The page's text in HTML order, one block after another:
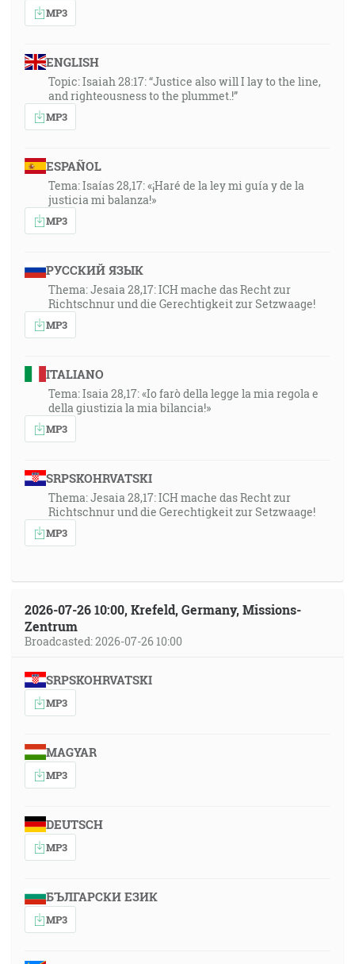
MP3
ENGLISH
Topic: Isaiah 28:17: “Justice also will I lay to the line,
and righteousness to the plummet.!”
MP3
ESPAÑOL
Tema: Isaías 28,17: «¡Haré de la ley mi guía y de la
justicia mi balanza!»
MP3
РУССКИЙ ЯЗЫК
Thema: Jesaia 28,17: ICH mache das Recht zur
Richtschnur und die Gerechtigkeit zur Setzwaage!
MP3
ITALIANO
Tema: Isaia 28,17: «Io farò della legge la mia regola e
della giustizia la mia bilancia!»
MP3
SRPSKOHRVATSKI
Thema: Jesaia 28,17: ICH mache das Recht zur
Richtschnur und die Gerechtigkeit zur Setzwaage!
MP3
2026-07-26 10:00, Krefeld, Germany, Missions-
Zentrum
Broadcasted: 2026-07-26 10:00
SRPSKOHRVATSKI
MP3
MAGYAR
MP3
DEUTSCH
MP3
БЪЛГАРСКИ ЕЗИК
MP3